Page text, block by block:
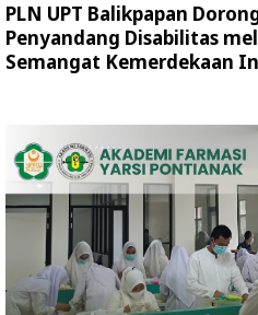
PLN UPT Balikpapan
Penyandang Disabilitas
Semangat Kemerdekaan